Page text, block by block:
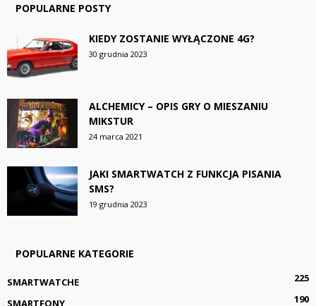
POPULARNE POSTY
KIEDY ZOSTANIE WYŁĄCZONE 4G?
30 grudnia 2023
ALCHEMICY – OPIS GRY O MIESZANIU
MIKSTUR
24 marca 2021
JAKI SMARTWATCH Z FUNKCJA PISANIA
SMS?
19 grudnia 2023
POPULARNE KATEGORIE
SMARTWATCHE
225
SMARTFONY
190